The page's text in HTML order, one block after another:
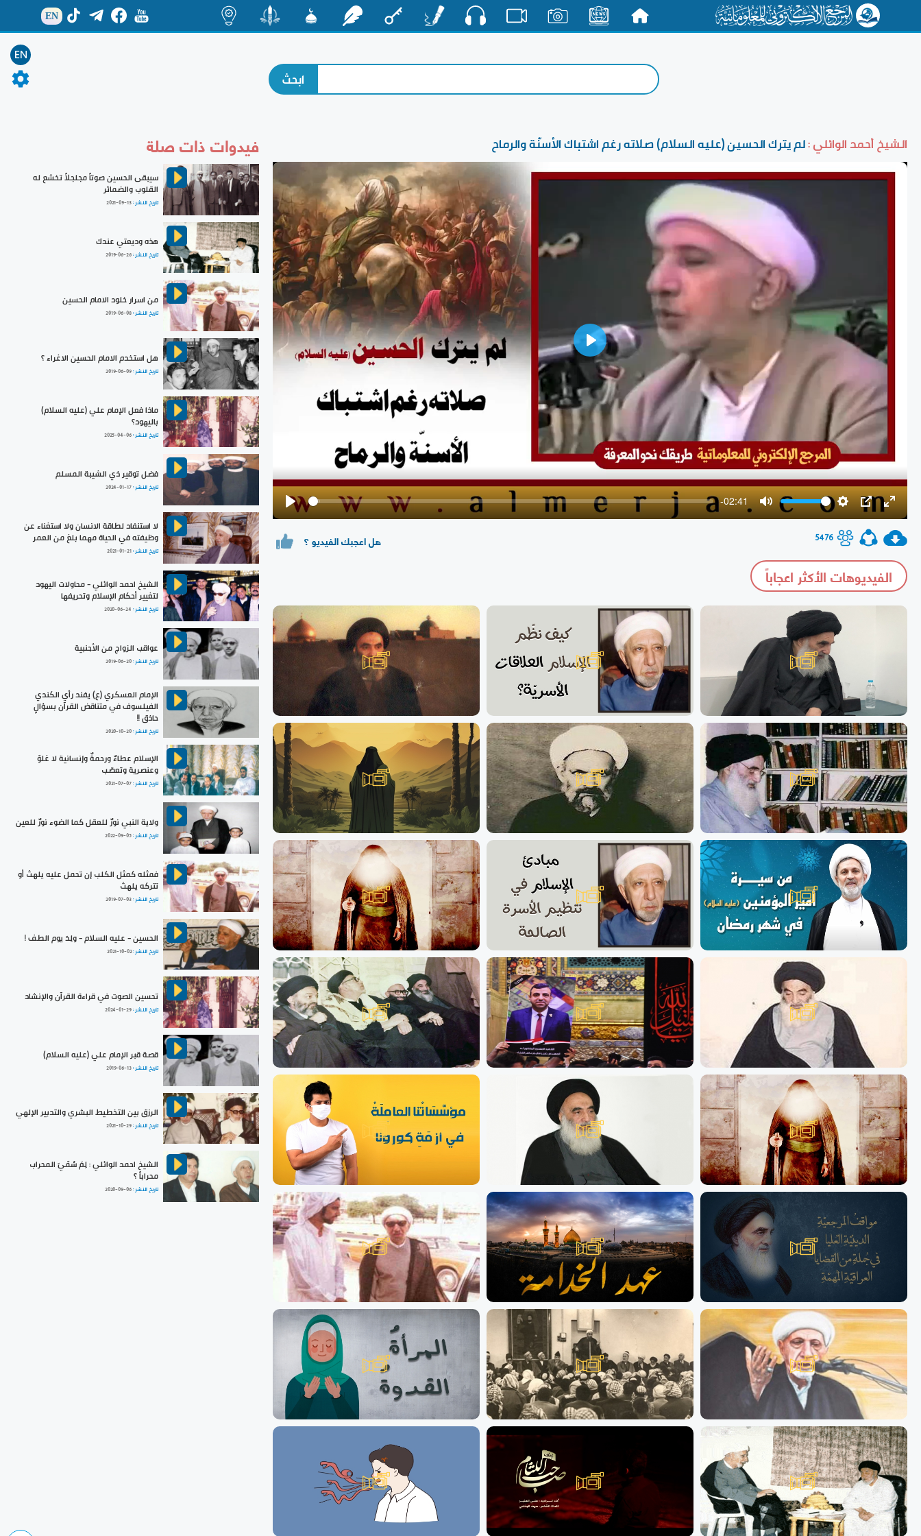
EN
EN
الشيخ أحمد الوائلي :لم يترك الحسين (عليه السلام) صلاته رغم اشتباك الأسنّة والرماح
Play
-02:41
Mute
Settings
PIP Enter
Play
5476 هل اعجبك الفيديو ؟
الفيديوهات الأكثر اعجاباً
فيدوات ذات صلة
سيبقى الحسين صوتاً مجلجلاً تخشع له
القلوب والضمائر
تاريخ النشر :2021-09-13
هذه وديعتي عندك
تاريخ النشر :2019-06-26
من اسرار خلود الامام الحسين
تاريخ النشر :2019-06-08
هل استخدم الامام الحسين الاغراء ؟
تاريخ النشر :2019-06-09
ماذا فعل الإمام علي (عليه السلام)
باليهود؟
تاريخ النشر :2025-04-06
فضل توقير ذي الشيبة المسلم
تاريخ النشر :2024-01-17
لا استنفاد لطاقة الانسان ولا استغناء عن
وظيفته في الحياة مهما بلغ من العمر
تاريخ النشر :2021-01-21
الشيخ احمد الوائلي - محاولات اليهود
لتغيير أحكام الإسلام وتحريفها
تاريخ النشر : 2020-06-24
عواقب الزواج من الأجنبية
تاريخ النشر :2019-06-20
الإمام العسكري (ع) يفند رأي الكندي
الفيلسوف في متناقض القرآن بسؤالٍ
حاذق !!
تاريخ النشر :2020-10-20
الإسلام عطاءٌ ورحمةٌ وإنسانية لا غلوّ
وعنصرية وتعصّب
تاريخ النشر :2021-07-07
ولاية النبي نورٌ للعقل كما الضوء نورٌ للعين
تاريخ النشر :2022-09-05
فمثله كمثل الكلب إن تحمل عليه يلهث أو
تتركه يلهث
تاريخ النشر :2019-07-03
الحسين - عليه السلام - ولِدَ يوم الطف !
تاريخ النشر :2021-10-02
تحسين الصوت في قراءة القرآن والإنشاد
تاريخ النشر :2024-01-29
قصة قبر الإمام علي (عليه السلام)
تاريخ النشر :2019-06-13
الرزق بين التخطيط البشري والتدبير الإلهي
تاريخ النشر :2021-10-29
الشيخ احمد الوائلي : لِمَ سُمّيَ المحراب
محراباً ؟
تاريخ النشر :2020-09-06